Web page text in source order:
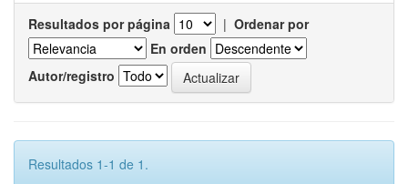
Resultados por página | Ordenar por
En orden
Autor/registro
Resultados 1-1 de 1.